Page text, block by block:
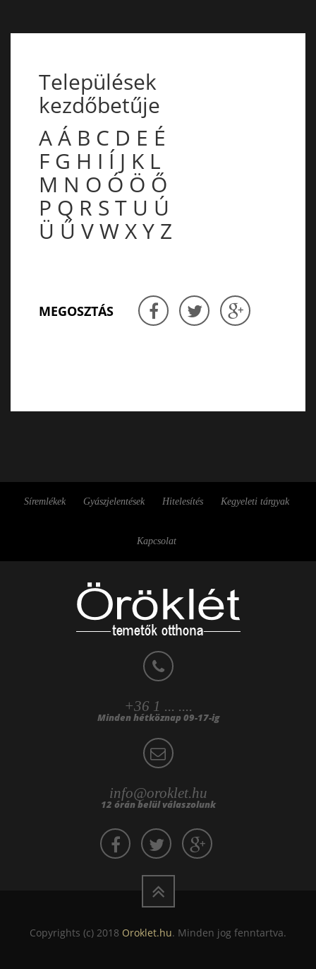
Települések
kezdőbetűje
AÁ B C D E É
F G H I Í J K L
M N O Ó Ö Ő
P Q R S T U Ú
Ü Ű VWXY Z
MEGOSZTÁS
Síremlékek Gyászjelentések Hitelesítés Kegyeleti tárgyak
Kapcsolat
+36 1 ... ....
Minden hétköznap 09-17-ig
info@oroklet.hu
12 órán belül válaszolunk
Copyrights (c) 2018 Oroklet.hu. Minden jog fenntartva.